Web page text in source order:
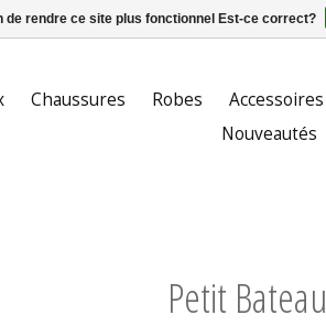
Chaussures Robes Accessoires
Nouveautés
Petit Bateau
de rendre ce site plus fonctionnel Est-ce correct?